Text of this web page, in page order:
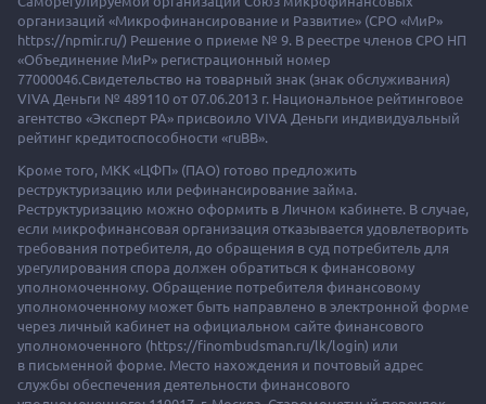
организаций «Микрофинансирование и Развитие» (СРО «МиР»
https://npmir.ru/) Решение о приеме № 9. В реестре членов СРО НП
«Объединение МиР» регистрационный номер
77000046.Свидетельство на товарный знак (знак обслуживания)
VIVA Деньги № 489110 от 07.06.2013 г. Национальное рейтинговое
агентство «Эксперт РА» присвоило VIVA Деньги индивидуальный
рейтинг кредитоспособности «ruBB».
Кроме того, МКК «ЦФП» (ПАО) готово предложить
реструктуризацию или рефинансирование займа.
Реструктуризацию можно оформить в Личном кабинете. В случае,
если микрофинансовая организация отказывается удовлетворить
требования потребителя, до обращения в суд потребитель для
урегулирования спора должен обратиться к финансовому
уполномоченному. Обращение потребителя финансовому
уполномоченному может быть направлено в электронной форме
через личный кабинет на официальном сайте финансового
уполномоченного (https://finombudsman.ru/lk/login) или
в письменной форме. Место нахождения и почтовый адрес
службы обеспечения деятельности финансового